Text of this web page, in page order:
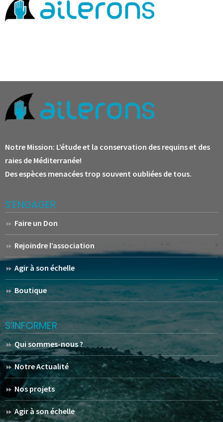
Notre Mission: L’étude et la conservation des requins et des
raies de Méditerranée!
Des espèces menacées trop souvent oubliées de tous.
S’ENGAGER
Faire un Don
Rejoindre l’association
Agir à son échelle
Boutique
S’INFORMER
Qui sommes-nous ?
Notre Actualité
Nos projets
Agir à son échelle